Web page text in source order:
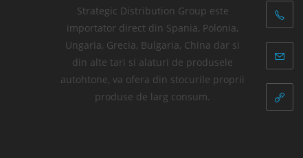
Strategic Distribution Group este
importator direct din Spania, Polonia,
Ungaria, Grecia, Bulgaria, China dar si
din alte tari si alaturi de produsele
autohtone, va ofera din stocurile proprii
produse de larg consum.